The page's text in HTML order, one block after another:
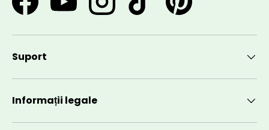
FacebookYouTubeInstagramTikTok Pinterest
Suport
Informații legale